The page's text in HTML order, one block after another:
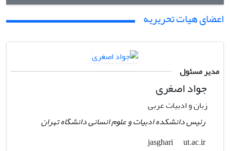
اعضای هیات تحریریه
مدیر مسئول
جواد اصغری
زبان و ادبیات عربی
رئیس دانشکده ادبیات و علوم انسانی دانشگاه تهران
jasghari
ut.ac.ir